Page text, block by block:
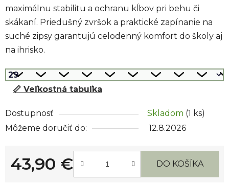
maximálnu stabilitu a ochranu kĺbov pri behu či
skákaní. Priedušný zvršok a praktické zapínanie na
suché zipsy garantujú celodenný komfort do školy aj
na ihrisko.
📏 Veľkostná tabuľka
Dostupnosť Skladom (1 ks)
Môžeme doručiť do:
12.8.2026
43,90 €
Jednotková cena:
DO KOŠÍKA